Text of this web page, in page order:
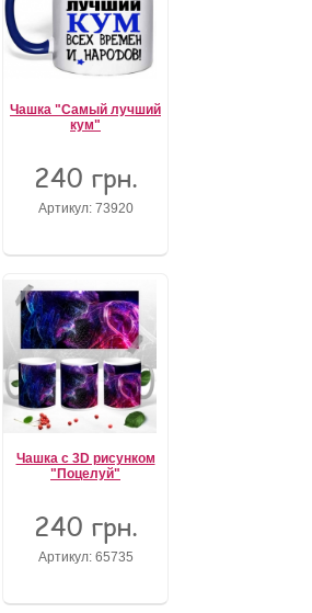
Чашка "Самый лучший
кум"
240 грн.
Артикул: 73920
Чашка с 3D рисунком
"Поцелуй"
240 грн.
Артикул: 65735